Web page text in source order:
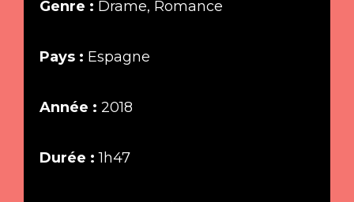
Genre : Drame, Romance
Pays : Espagne
Année : 2018
Durée :1h47